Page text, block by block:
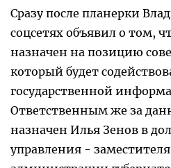
Сразу после планерки
соцсетях объявил о том,
назначен на позицию
который будет
государственной
Ответственным же за
назначен Илья Зенов в
управления -